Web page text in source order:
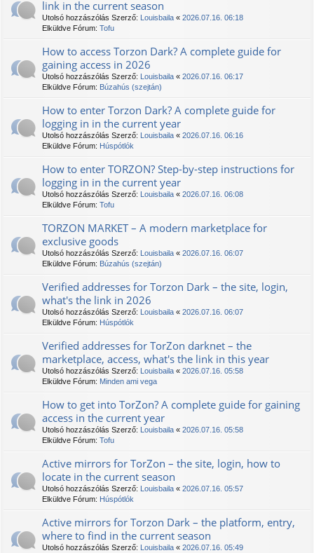
link in the current season
Utolsó hozzászólás Szerző: Louisbaila « 2026.07.16. 06:18
Elküldve Fórum: Tofu
How to access Torzon Dark? A complete guide for
gaining access in 2026
Utolsó hozzászólás Szerző: Louisbaila « 2026.07.16. 06:17
Elküldve Fórum: Búzahús (szejtán)
How to enter Torzon Dark? A complete guide for
logging in in the current year
Utolsó hozzászólás Szerző: Louisbaila « 2026.07.16. 06:16
Elküldve Fórum: Húspótlók
How to enter ТОRZON? Step-by-step instructions for
logging in in the current year
Utolsó hozzászólás Szerző: Louisbaila « 2026.07.16. 06:08
Elküldve Fórum: Tofu
TORZON MARKET – A modern marketplace for
exclusive goods
Utolsó hozzászólás Szerző: Louisbaila « 2026.07.16. 06:07
Elküldve Fórum: Búzahús (szejtán)
Verified addresses for Torzon Dark – the site, login,
what's the link in 2026
Utolsó hozzászólás Szerző: Louisbaila « 2026.07.16. 06:07
Elküldve Fórum: Húspótlók
Verified addresses for TorZon darknet – the
marketplace, access, what's the link in this year
Utolsó hozzászólás Szerző: Louisbaila « 2026.07.16. 05:58
Elküldve Fórum: Minden ami vega
How to get into TorZon? A complete guide for gaining
access in the current year
Utolsó hozzászólás Szerző: Louisbaila « 2026.07.16. 05:58
Elküldve Fórum: Tofu
Active mirrors for TorZon – the site, login, how to
locate in the current season
Utolsó hozzászólás Szerző: Louisbaila « 2026.07.16. 05:57
Elküldve Fórum: Húspótlók
Active mirrors for Torzon Dark – the platform, entry,
where to find in the current season
Utolsó hozzászólás Szerző: Louisbaila « 2026.07.16. 05:49